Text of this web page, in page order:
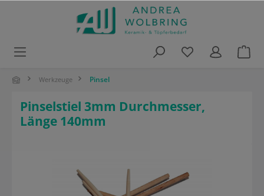
Werkzeuge Pinsel
Pinselstiel 3mm Durchmesser,
Länge 140mm